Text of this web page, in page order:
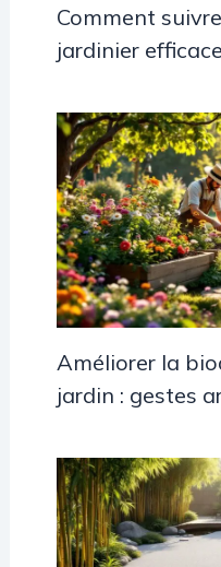
Comment
jardinier
Améliorer la
jardin : gestes